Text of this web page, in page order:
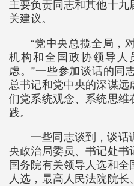
主要负责同志和其他十
关建议。
“党中央总揽全局，
机构和全国政协领导人
虑。”一些参加谈话的同
总书记和党中央的深谋远
们党系统观念、系统思维
践。
一些同志谈到，谈话
央政治局委员、书记处书
国务院有关领导人选和
人选，最高人民法院院长